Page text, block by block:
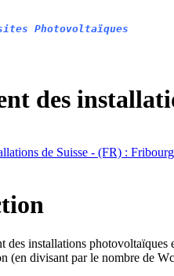
sites Photovoltaïques
des
de Suisse - (FR) : Fribourg
des installations
(en divisant par le nombre de